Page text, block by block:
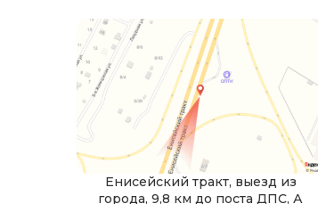
Енисейский тракт, выезд из
города, 9,8 км до поста ДПС, А